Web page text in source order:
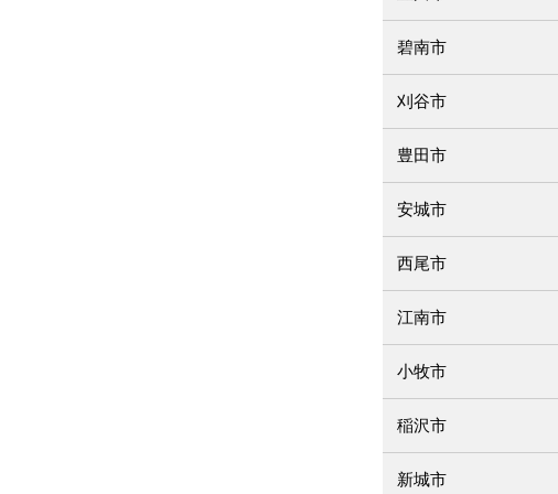
碧南市
刈谷市
豊田市
安城市
西尾市
江南市
小牧市
稲沢市
新城市